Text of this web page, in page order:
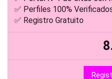
✅ Perfiles 100%
✅ Registro Gratuito